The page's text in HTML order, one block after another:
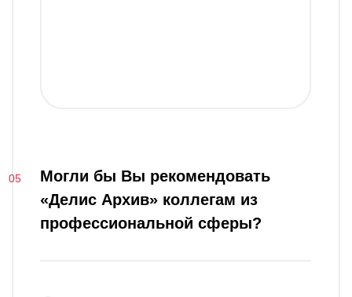
Могли бы Вы рекомендовать
«Делис Архив» коллегам из
профессиональной сферы?